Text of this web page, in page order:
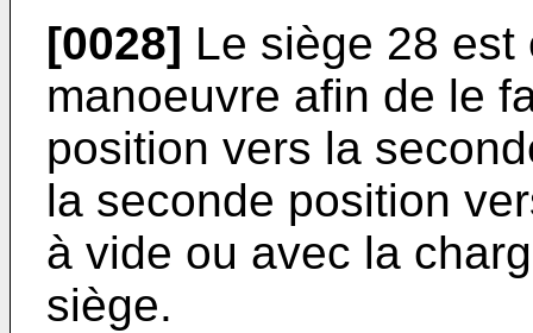
[0028] Le siège 28
manoeuvre afin de le
position vers la
la seconde position
à vide ou avec la
siège.